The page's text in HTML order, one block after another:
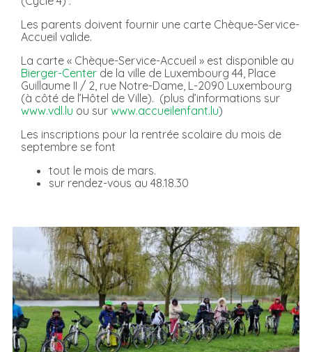
Les parents doivent fournir une carte Chèque-Service-
Accueil valide.
La carte « Chèque-Service-Accueil » est disponible au
Bierger-Center de la ville de Luxembourg 44, Place
Guillaume II / 2, rue Notre-Dame, L-2090 Luxembourg
(à côté de l’Hôtel de Ville). (plus d’informations sur
www.vdl.lu ou sur www.accueilenfant.lu)
Les inscriptions pour la rentrée scolaire du mois de
septembre se font
tout le mois de mars.
sur rendez-vous au 48.18.30